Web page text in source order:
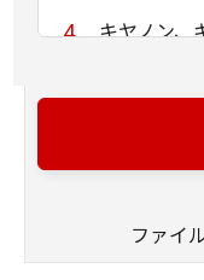
キヤノン、
は、本ソフ
的のため
ていかな
キヤノン、
ファイ